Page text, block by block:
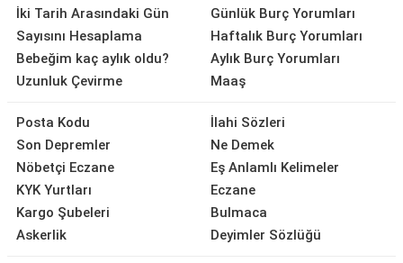
İki Tarih Arasındaki Gün
Sayısını Hesaplama
Bebeğim kaç aylık oldu?
Uzunluk Çevirme
Günlük Burç Yorumları
Haftalık Burç Yorumları
Aylık Burç Yorumları
Maaş
Posta Kodu
Son Depremler
Nöbetçi Eczane
KYK Yurtları
Kargo Şubeleri
Askerlik
İlahi Sözleri
Ne Demek
Eş Anlamlı Kelimeler
Eczane
Bulmaca
Deyimler Sözlüğü